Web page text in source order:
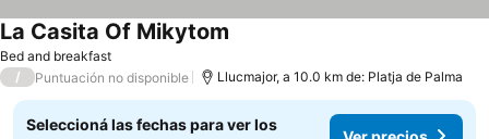
Bed and breakfast
La Casita Of Mikytom
/ Puntuación no disponible Llucmajor, a 10.0 km de: Platja de Palma
Seleccioná las fechas para ver los